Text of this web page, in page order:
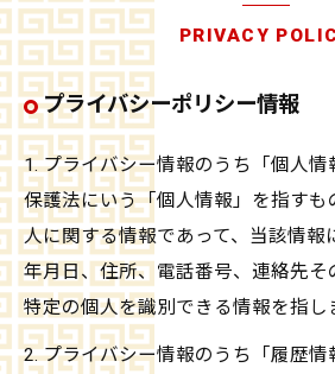
PRIVACY
プライバシーポリシー情報
1. プライバシー情報のうち「個人
保護法にいう「個人情報」を指すも
人に関する情報であって、当該情報
年月日、住所、電話番号、連絡先そ
特定の個人を識別できる情報を指し
2. プライバシー情報のうち「履歴情